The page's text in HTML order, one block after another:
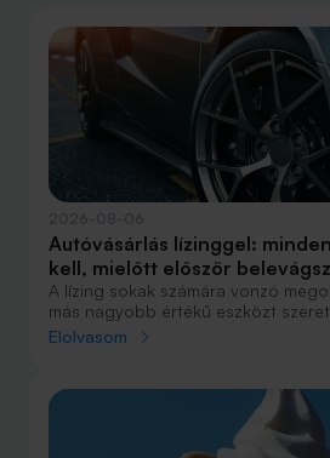
Autóvásárlás lízinggel:
kell, mielőtt először belevágsz
A lízing sokak számára vonzó
más nagyobb értékű eszközt
anélkül, hogy azt egy összegben ki
fogalmak közül, amelyekkel
Elolvasom